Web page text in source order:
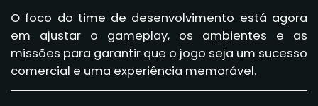
O foco do time de desenvolvimento está agora
em ajustar o gameplay, os ambientes e as
missões para garantir que o jogo seja um sucesso
comercial e uma experiência memorável.